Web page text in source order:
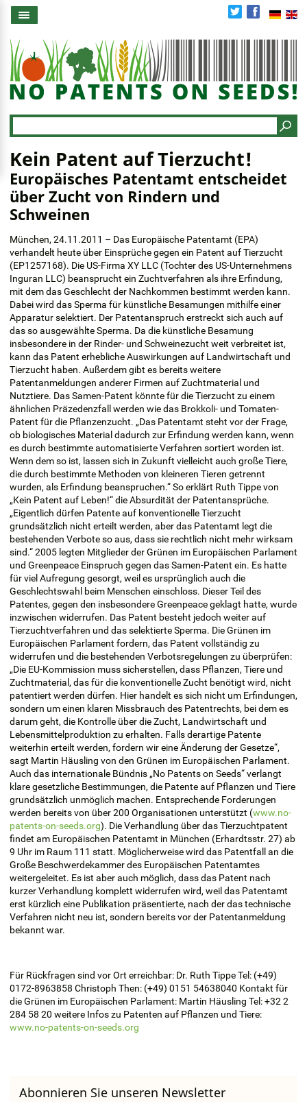
Direkt
Kein Patent auf Tierzucht!
Europäisches Patentamt entscheidet
über Zucht von Rindern und
Schweinen
München, 24.11.2011 – Das Europäische Patentamt (EPA)
verhandelt heute über Einsprüche gegen ein Patent auf Tierzucht
(EP1257168). Die US-Firma XY LLC (Tochter des US-Unternehmens
Inguran LLC) beansprucht ein Zuchtverfahren als ihre Erfindung,
mit dem das Geschlecht der Nachkommen bestimmt werden kann.
Dabei wird das Sperma für künstliche Besamungen mithilfe einer
Apparatur selektiert. Der Patentanspruch erstreckt sich auch auf
das so ausgewählte Sperma. Da die künstliche Besamung
insbesondere in der Rinder- und Schweinezucht weit verbreitet ist,
kann das Patent erhebliche Auswirkungen auf Landwirtschaft und
Tierzucht haben. Außerdem gibt es bereits weitere
Patentanmeldungen anderer Firmen auf Zuchtmaterial und
Nutztiere. Das Samen-Patent könnte für die Tierzucht zu einem
ähnlichen Präzedenzfall werden wie das Brokkoli- und Tomaten-
Patent für die Pflanzenzucht. „Das Patentamt steht vor der Frage,
ob biologisches Material dadurch zur Erfindung werden kann, wenn
es durch bestimmte automatisierte Verfahren sortiert worden ist.
Wenn dem so ist, lassen sich in Zukunft vielleicht auch große Tiere,
die durch bestimmte Methoden von kleineren Tieren getrennt
wurden, als Erfindung beanspruchen.“ So erklärt Ruth Tippe von
„Kein Patent auf Leben!“ die Absurdität der Patentansprüche.
„Eigentlich dürfen Patente auf konventionelle Tierzucht
grundsätzlich nicht erteilt werden, aber das Patentamt legt die
bestehenden Verbote so aus, dass sie rechtlich nicht mehr wirksam
sind.“ 2005 legten Mitglieder der Grünen im Europäischen Parlament
und Greenpeace Einspruch gegen das Samen-Patent ein. Es hatte
für viel Aufregung gesorgt, weil es ursprünglich auch die
Geschlechtswahl beim Menschen einschloss. Dieser Teil des
Patentes, gegen den insbesondere Greenpeace geklagt hatte, wurde
inzwischen widerrufen. Das Patent besteht jedoch weiter auf
Tierzuchtverfahren und das selektierte Sperma. Die Grünen im
Europäischen Parlament fordern, das Patent vollständig zu
widerrufen und die bestehenden Verbotsregelungen zu überprüfen:
„Die EU-Kommission muss sicherstellen, dass Pflanzen, Tiere und
Zuchtmaterial, das für die konventionelle Zucht benötigt wird, nicht
patentiert werden dürfen. Hier handelt es sich nicht um Erfindungen,
sondern um einen klaren Missbrauch des Patentrechts, bei dem es
darum geht, die Kontrolle über die Zucht, Landwirtschaft und
Lebensmittelproduktion zu erhalten. Falls derartige Patente
weiterhin erteilt werden, fordern wir eine Änderung der Gesetze“,
sagt Martin Häusling von den Grünen im Europäischen Parlament.
Auch das internationale Bündnis „No Patents on Seeds“ verlangt
klare gesetzliche Bestimmungen, die Patente auf Pflanzen und Tiere
grundsätzlich unmöglich machen. Entsprechende Forderungen
werden bereits von über 200 Organisationen unterstützt (www.no-
patents-on-seeds.org). Die Verhandlung über das Tierzuchtpatent
findet am Europäischen Patentamt in München (Erhardtsstr. 27) ab
9 Uhr im Raum 111 statt. Möglicherweise wird das Patentfall an die
Große Beschwerdekammer des Europäischen Patentamtes
weitergeleitet. Es ist aber auch möglich, dass das Patent nach
kurzer Verhandlung komplett widerrufen wird, weil das Patentamt
erst kürzlich eine Publikation präsentierte, nach der das technische
Verfahren nicht neu ist, sondern bereits vor der Patentanmeldung
bekannt war.
Für Rückfragen sind vor Ort erreichbar: Dr. Ruth Tippe Tel: (+49)
0172-8963858 Christoph Then: (+49) 0151 54638040 Kontakt für
die Grünen im Europäischen Parlament: Martin Häusling Tel: +32 2
284 58 20 weitere Infos zu Patenten auf Pflanzen und Tiere:
www.no-patents-on-seeds.org
Abonnieren Sie unseren Newsletter